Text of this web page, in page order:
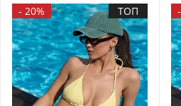
- 20% ТОП -